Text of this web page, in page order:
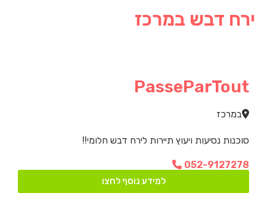
ירח דבש במרכז
PasseParTout
במרכז
סוכנות נסיעות ויעוץ תיירות לירח דבש חלומי!!
052-9127278
למידע נוסף לחצו